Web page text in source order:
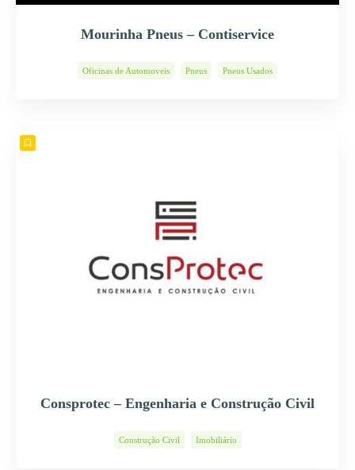
Mourinha Pneus – Contiservice
Oficinas de Automoveis Pneus Pneus Usados
Consprotec – Engenharia e Construção Civil
Construção Civil Imobiliário